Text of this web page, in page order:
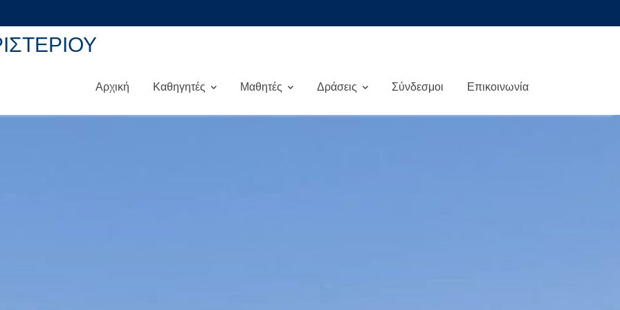
Αρχική Καθηγητές Μαθητές Δράσεις Σύνδεσμοι Επικοινωνία